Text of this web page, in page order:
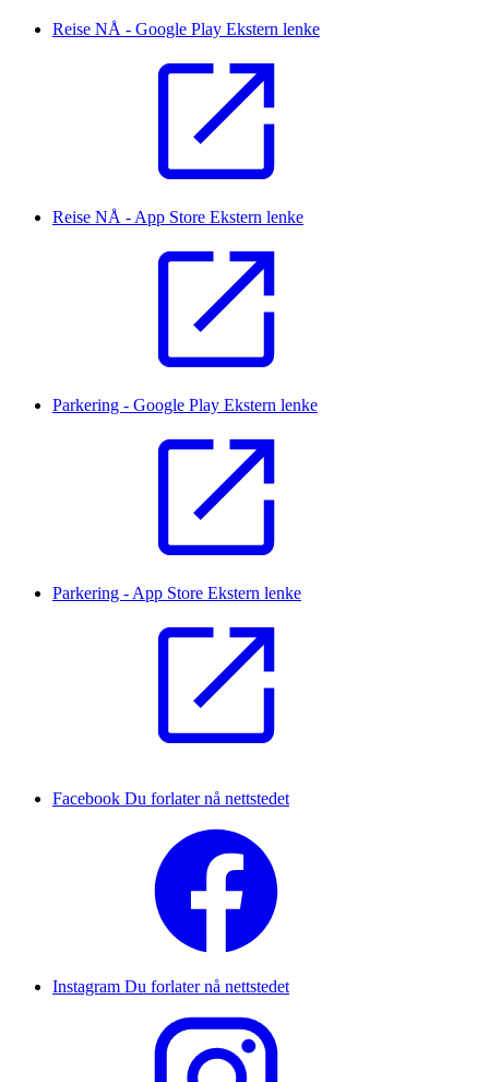
Reise NÅ - Google Play Ekstern lenke
Reise NÅ - App Store Ekstern lenke
Parkering - Google Play Ekstern lenke
Parkering - App Store Ekstern lenke
Facebook Du forlater nå nettstedet
Instagram Du forlater nå nettstedet